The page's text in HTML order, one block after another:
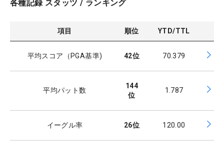
各種記録 スタッツ / ランキング
項目 順位 YTD/TTL
平均スコア（PGA基準) 42位 70.379
平均パット数
144
位
1.787
イーグル率 26位 120.00